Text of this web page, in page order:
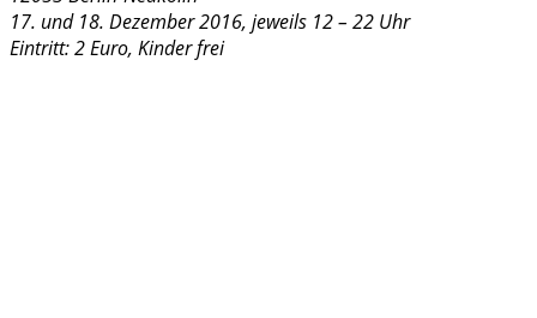
17. und 18. Dezember 2016, jeweils 12 – 22 Uhr
Eintritt: 2 Euro, Kinder frei